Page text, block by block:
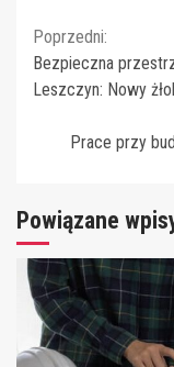
Continue
Reading
Poprzedni:
Bezpieczna
Leszczyn: Nowy
Prace przy
Powiązane